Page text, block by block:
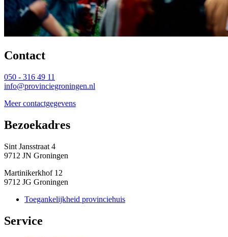
Contact
050 - 316 49 11
info@provinciegroningen.nl
Meer contactgegevens
Bezoekadres
Sint Jansstraat 4
9712 JN Groningen
Martinikerkhof 12
9712 JG Groningen
Toegankelijkheid provinciehuis
Service